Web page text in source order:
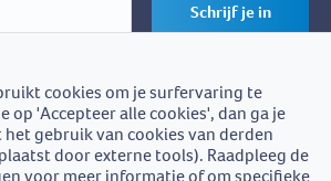
Schrijf je in
is een initiatief van
Fedafin
cookies om je surfervaring te
op 'Accepteer alle cookies', dan ga je
gebruik van cookies van derden
door externe tools). Raadpleeg de
voor meer informatie of om specifieke